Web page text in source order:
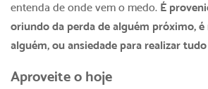
entenda de onde vem o medo. É
oriundo da perda de alguém próximo,
alguém, ou ansiedade para realizar
Aproveite o hoje